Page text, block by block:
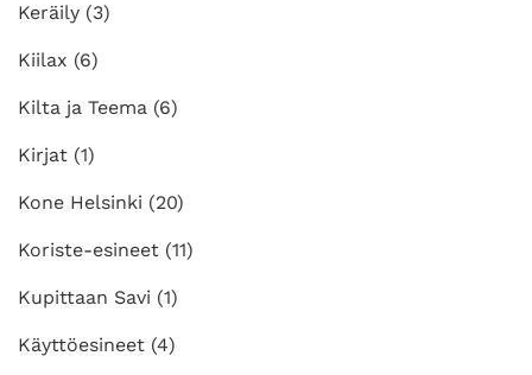
Keräily (3)
Kiilax (6)
Kilta ja Teema (6)
Kirjat (1)
Kone Helsinki (20)
Koriste-esineet (11)
Kupittaan Savi (1)
Käyttöesineet (4)